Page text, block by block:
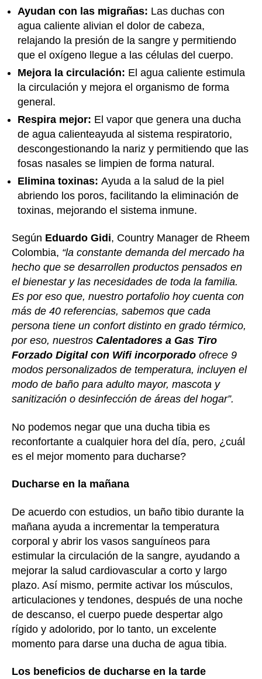
Ayudan con las migrañas: Las duchas con
agua caliente alivian el dolor de cabeza,
relajando la presión de la sangre y permitiendo
que el oxígeno llegue a las células del cuerpo.
Mejora la circulación: El agua caliente estimula
la circulación y mejora el organismo de forma
general.
Respira mejor: El vapor que genera una ducha
de agua calienteayuda al sistema respiratorio,
descongestionando la nariz y permitiendo que las
fosas nasales se limpien de forma natural.
Elimina toxinas: Ayuda a la salud de la piel
abriendo los poros, facilitando la eliminación de
toxinas, mejorando el sistema inmune.
Según Eduardo Gidi, Country Manager de Rheem
Colombia, “la constante demanda del mercado ha
hecho que se desarrollen productos pensados en
el bienestar y las necesidades de toda la familia.
Es por eso que, nuestro portafolio hoy cuenta con
más de 40 referencias, sabemos que cada
persona tiene un confort distinto en grado térmico,
por eso, nuestros Calentadores a Gas Tiro
Forzado Digital con Wifi incorporado ofrece 9
modos personalizados de temperatura, incluyen el
modo de baño para adulto mayor, mascota y
sanitización o desinfección de áreas del hogar”.
No podemos negar que una ducha tibia es
reconfortante a cualquier hora del día, pero, ¿cuál
es el mejor momento para ducharse?
Ducharse en la mañana
De acuerdo con estudios, un baño tibio durante la
mañana ayuda a incrementar la temperatura
corporal y abrir los vasos sanguíneos para
estimular la circulación de la sangre, ayudando a
mejorar la salud cardiovascular a corto y largo
plazo. Así mismo, permite activar los músculos,
articulaciones y tendones, después de una noche
de descanso, el cuerpo puede despertar algo
rígido y adolorido, por lo tanto, un excelente
momento para darse una ducha de agua tibia.
Los beneficios de ducharse en la tarde